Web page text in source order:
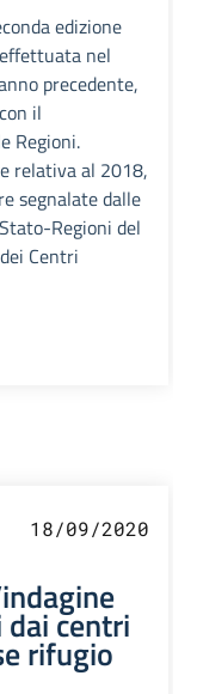
edizione
nel
precedente,
il
Regioni.
relativa al 2018,
segnalate dalle
Regioni del
Centri
18/09/2020
centri
rifugio